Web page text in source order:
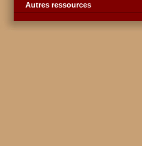
Autres ressources